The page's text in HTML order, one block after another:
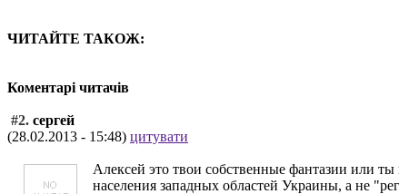
ЧИТАЙТЕ ТАКОЖ:
Коментарі читачів
#2. сергей
(28.02.2013 - 15:48) цитувати
Алексей это твои собственные фантазии или
населения западных областей Украины, а не